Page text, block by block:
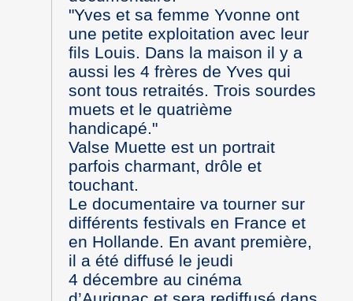
"Yves et sa femme Yvonne ont
une petite exploitation avec leur
fils Louis. Dans la maison il y a
aussi les 4 frères de Yves qui
sont tous retraités. Trois sourdes
muets et le quatrième
handicapé."
Valse Muette est un portrait
parfois charmant, drôle et
touchant.
Le documentaire va tourner sur
différents festivals en France et
en Hollande. En avant première,
il a été diffusé le jeudi
4 décembre au cinéma